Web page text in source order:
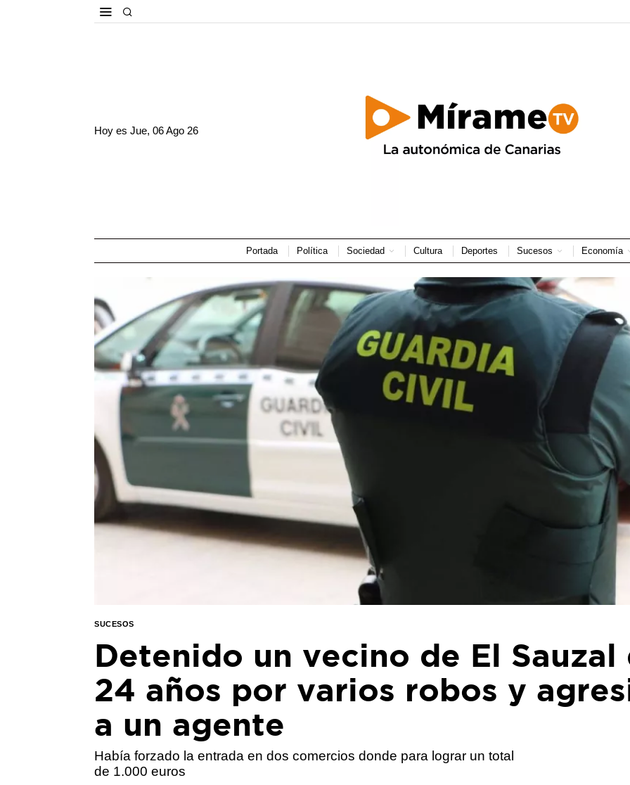
Hoy esJue, 06 Ago 26
Portada Política Sociedad Cultura Deportes Sucesos Economía
SUCESOS
Detenido un vecino de El Sauzal
24 años por varios robos y
a un agente
Había forzado la entrada en dos comercios donde para lograr un total
de 1.000 euros